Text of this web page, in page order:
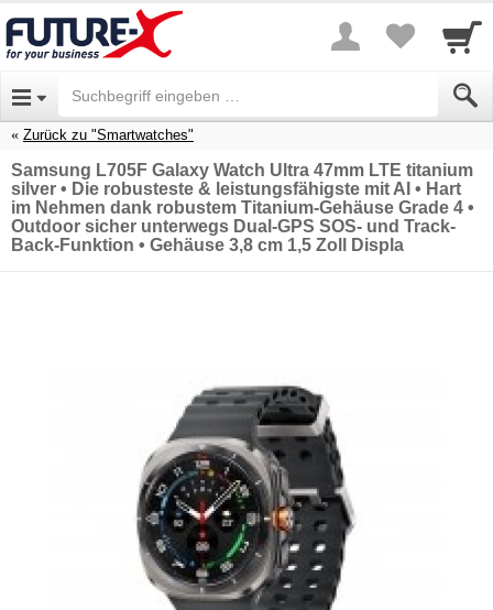
Zurück zu "Smartwatches"
Samsung L705F Galaxy Watch Ultra 47mm LTE titanium
silver • Die robusteste & leistungsfähigste mit AI • Hart
im Nehmen dank robustem Titanium-Gehäuse Grade 4 •
Outdoor sicher unterwegs Dual-GPS SOS- und Track-
Back-Funktion • Gehäuse 3,8 cm 1,5 Zoll Displa